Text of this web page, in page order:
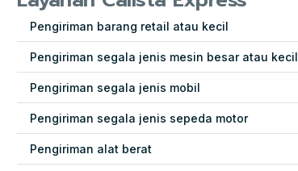
Pengiriman barang retail atau kecil
Pengiriman segala jenis mesin besar atau kecil
Pengiriman segala jenis mobil
Pengiriman segala jenis sepeda motor
Pengiriman alat berat